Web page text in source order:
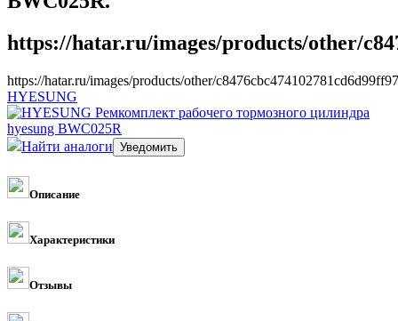
https://hatar.ru/images/products/other/
https://hatar.ru/images/products/other/
HYESUNG
Найти аналоги
Описание
Характеристики
Отзывы